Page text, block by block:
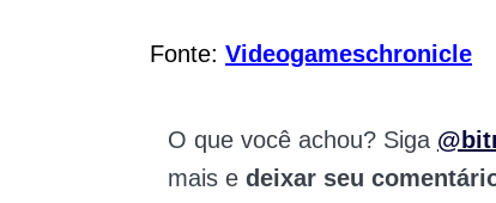
Fonte: Videogameschronicle
O que você achou? Siga
mais e deixar seu